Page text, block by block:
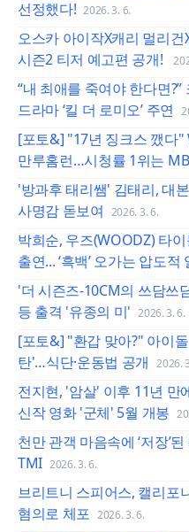
선정했다! 2026. 3. 6.
오스카 아이작X캐리 멀리건
시즌2 티저 예고편 공개!
“내 최애를 죽여야 한다면
드라마 ‘킬 더 로미오’ 주연
[포토&] "17년 징크스 깼다"
만루홈런…시청률 1위는
'방과후 태리쌤' 김태리, 대
사명감 돋보여 2026. 3. 6.
박희순, 우즈(WOODZ) 타
출연... ‘흑백’ 오가는 압도적
'더 시즌즈-10CM의 쓰담쓰
등 출격 '유종의 미' 2026. 3. 6.
[포토&] "환갑 맞아?" 아이
탄'…식단·운동법 공개 2026.
전지현, '암살' 이후 11년 만
신작 영화 '군체' 5월 개봉
천만 관객 마음속에 ‘저장’
TMI 2026. 3. 6.
브리트니 스피어스, 캘리포
혐의로 체포 2026. 3. 6.